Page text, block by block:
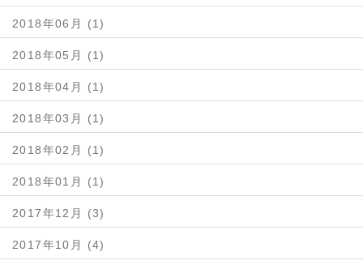
2018年06月 (1)
2018年05月 (1)
2018年04月 (1)
2018年03月 (1)
2018年02月 (1)
2018年01月 (1)
2017年12月 (3)
2017年10月 (4)